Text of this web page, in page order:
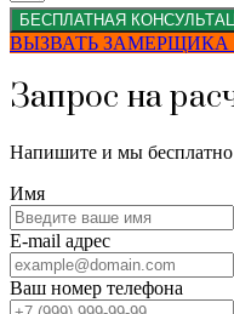
БЕСПЛАТНАЯ
ВЫЗВАТЬ ЗАМЕРЩИКА
Запрос на
Напишите и мы бесплатно
Имя
E-mail адрес
Ваш номер телефона